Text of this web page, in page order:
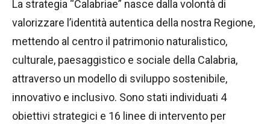
La strategia “Calabriae” nasce dalla volontà di
valorizzare l’identità autentica della nostra Regione,
mettendo al centro il patrimonio naturalistico,
culturale, paesaggistico e sociale della Calabria,
attraverso un modello di sviluppo sostenibile,
innovativo e inclusivo. Sono stati individuati 4
obiettivi strategici e 16 linee di intervento per